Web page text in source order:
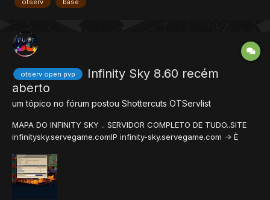
otserv open pvp
Infinity Sky 8.60 recém
aberto
um tópico no fórum postou Shottercuts OTServlist
MAPA DO INFINITY SKY .. SERVIDOR COMPLETO DE TUDO..SITE
infinitysky.servegame.comIP infinity-sky.servegame.com -> È
[GOD]ZizaO